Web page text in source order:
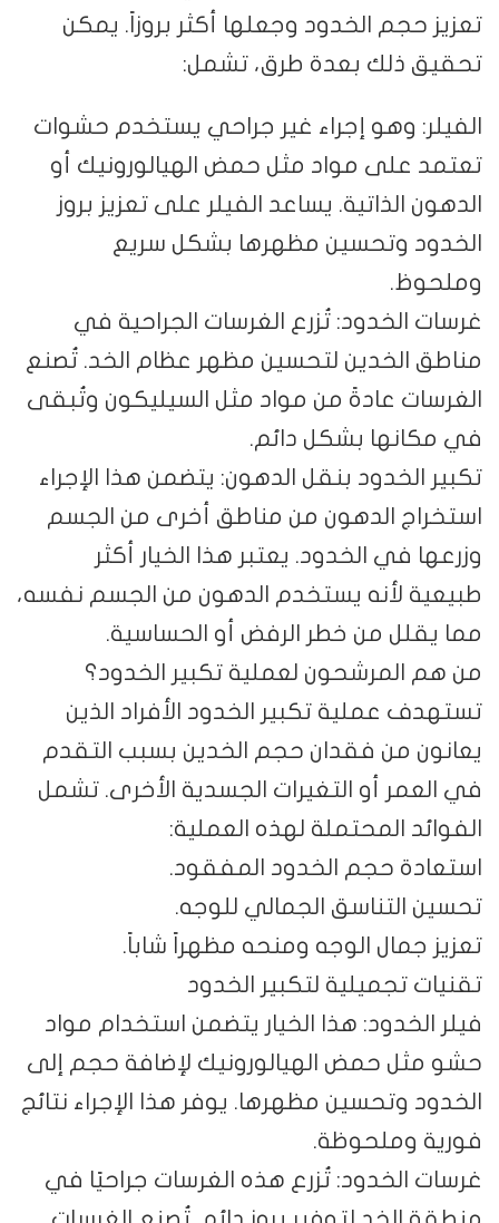
تعزيز حجم الخدود وجعلها أكثر بروزاً. يمكن
تحقيق ذلك بعدة طرق، تشمل:
الفيلر: وهو إجراء غير جراحي يستخدم حشوات
تعتمد على مواد مثل حمض الهيالورونيك أو
الدهون الذاتية. يساعد الفيلر على تعزيز بروز
الخدود وتحسين مظهرها بشكل سريع
وملحوظ.
غرسات الخدود: تُزرع الغرسات الجراحية في
مناطق الخدين لتحسين مظهر عظام الخد. تُصنع
الغرسات عادةً من مواد مثل السيليكون وتُبقى
في مكانها بشكل دائم.
تكبير الخدود بنقل الدهون: يتضمن هذا الإجراء
استخراج الدهون من مناطق أخرى من الجسم
وزرعها في الخدود. يعتبر هذا الخيار أكثر
طبيعية لأنه يستخدم الدهون من الجسم نفسه،
مما يقلل من خطر الرفض أو الحساسية.
من هم المرشحون لعملية تكبير الخدود؟
تستهدف عملية تكبير الخدود الأفراد الذين
يعانون من فقدان حجم الخدين بسبب التقدم
في العمر أو التغيرات الجسدية الأخرى. تشمل
الفوائد المحتملة لهذه العملية:
استعادة حجم الخدود المفقود.
تحسين التناسق الجمالي للوجه.
تعزيز جمال الوجه ومنحه مظهراً شاباً.
تقنيات تجميلية لتكبير الخدود
فيلر الخدود: هذا الخيار يتضمن استخدام مواد
حشو مثل حمض الهيالورونيك لإضافة حجم إلى
الخدود وتحسين مظهرها. يوفر هذا الإجراء نتائج
فورية وملحوظة.
غرسات الخدود: تُزرع هذه الغرسات جراحيًا في